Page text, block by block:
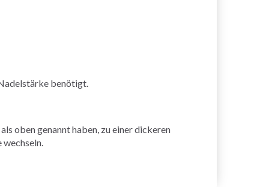
benötigt.
oben genannt haben, zu einer dickeren
wechseln.